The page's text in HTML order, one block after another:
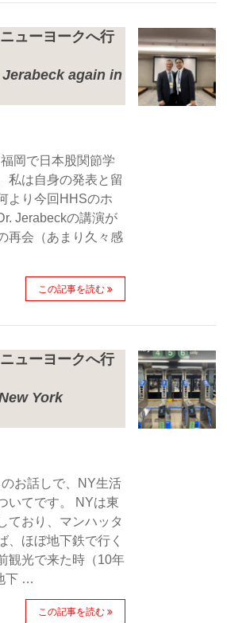
ューヨークへ行
again in
岡で日本股関節学
私は自身の発表と留
より今回HHSのホ
Jerabeckの講演が
再会（あまり久々感
この記事を読む
ューヨークへ行
York
お話しで、NY生活
いてです。 NYは東
ており、マンハッタ
、ほぼ地下鉄で行く
観光で来た時（10年
下 …
この記事を読む